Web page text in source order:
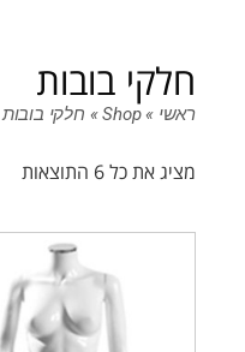
חלקי בובות
ראשי »
Shop
» חלקי בובות
מציג את כל 6 התוצאות